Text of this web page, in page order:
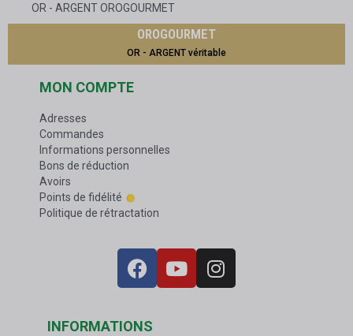
OR - ARGENT OROGOURMET
OROGOURMET
OR - ARGENT véritable
MON COMPTE
Adresses
Commandes
Informations personnelles
Bons de réduction
Avoirs
Points de fidélité
Politique de rétractation
INFORMATIONS